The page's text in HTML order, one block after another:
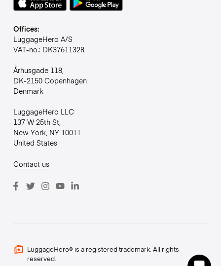
Offices:
LuggageHero A/S
VAT-no.: DK37611328
Århusgade 118,
DK-2150 Copenhagen
Denmark
LuggageHero LLC
137 W 25th St,
New York, NY 10011
United States
Contact us
LuggageHero® is a registered trademark. All rights
reserved.